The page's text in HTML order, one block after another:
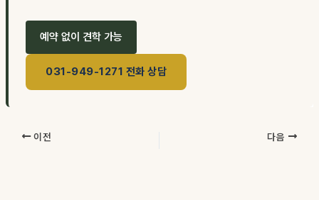
예약 없이 견학 가능
031-949-1271 전화 상담
이전 다음